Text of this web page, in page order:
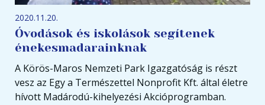
2020.11.20.
Óvodások és iskolások segítenek
énekesmadarainknak
A Körös-Maros Nemzeti Park Igazgatóság is részt
vesz az Egy a Természettel Nonprofit Kft. által életre
hívott Madárodú-kihelyezési Akcióprogramban.